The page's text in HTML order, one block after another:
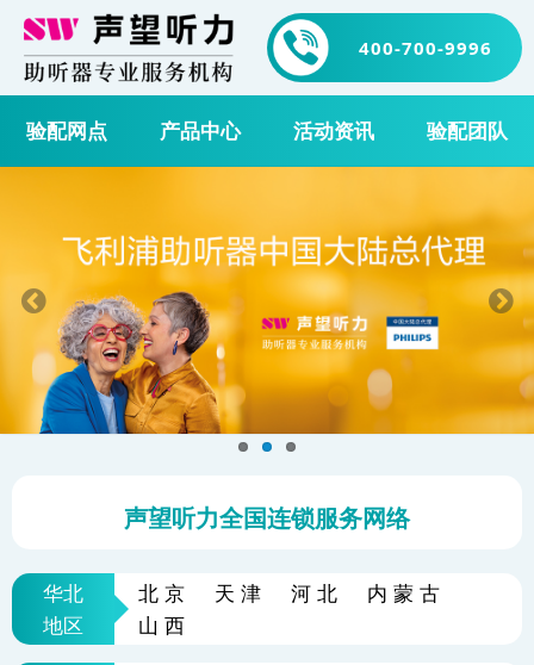
400-700-9996
验配网点 产品中心 活动资讯 验配团队
声望听力全国连锁服务网络
华北 北京 天津 河北
内蒙古
山西
地区